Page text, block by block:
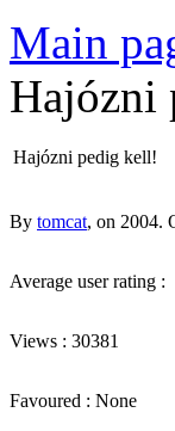
Main
Hajózni
Hajózni pedig kell!
By tomcat, on 2004.
Average user rating :
Views : 30381
Favoured : None